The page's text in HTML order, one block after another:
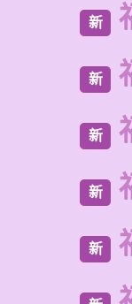
新
新
新
新
新